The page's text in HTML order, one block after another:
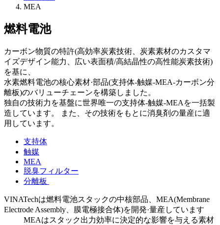
MEA
燃料電池
カーボン物質の特許(高効率炭素技術、炭素素材のカスタマ
イズデザイン能力、広い表面積/高結晶性の高性能炭素技術)
を基に、
水素燃料電池の核心素材·部品(支持体-触媒-MEA-カーボン分
離板)のバリューチェーンを構築しました。
独自の技術力を基盤に世界唯一の支持体-触媒-MEAを一括製
造しています。 また、その技術をもとに消臭剤の量産に適
用しています。
支持体
触媒
MEA
脱臭フィルター
分離板
VINATechは燃料電池スタックの中核部品、MEA(Membrane
Electrode Assembly、膜電極接合体)を開発·量産しています
MEAはスタック出力効率に決定的な影響を与える素材